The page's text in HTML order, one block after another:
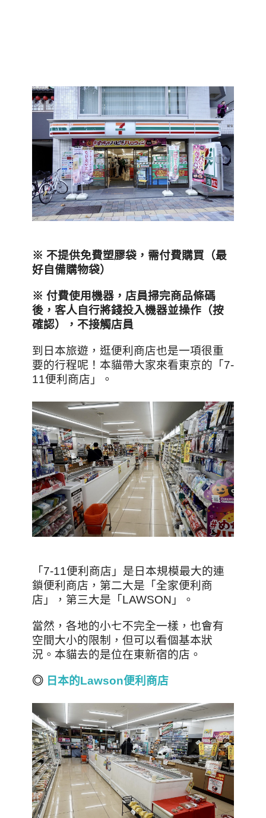
※ 不提供免費塑膠袋，需付費購買（最
好自備購物袋）
※ 付費使用機器，店員掃完商品條碼
後，客人自行將錢投入機器並操作（按
確認），不接觸店員
到日本旅遊，逛便利商店也是一項很重
要的行程呢！本貓帶大家來看東京的「7-
11便利商店」。
「7-11便利商店」是日本規模最大的連
鎖便利商店，第二大是「全家便利商
店」，第三大是「LAWSON」。
當然，各地的小七不完全一樣，也會有
空間大小的限制，但可以看個基本狀
況。本貓去的是位在東新宿的店。
◎ 日本的Lawson便利商店